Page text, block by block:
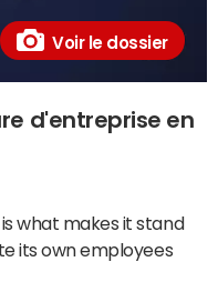
Voir le dossier
d'entreprise en
what makes it stand
its own employees